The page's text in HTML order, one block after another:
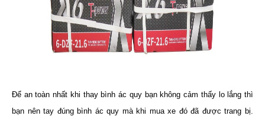
Để an toàn nhất khi thay bình ác quy bạn không cảm thấy lo lắng thì
bạn nên tay đúng bình ác quy mà khi mua xe đó đã được trang bị.